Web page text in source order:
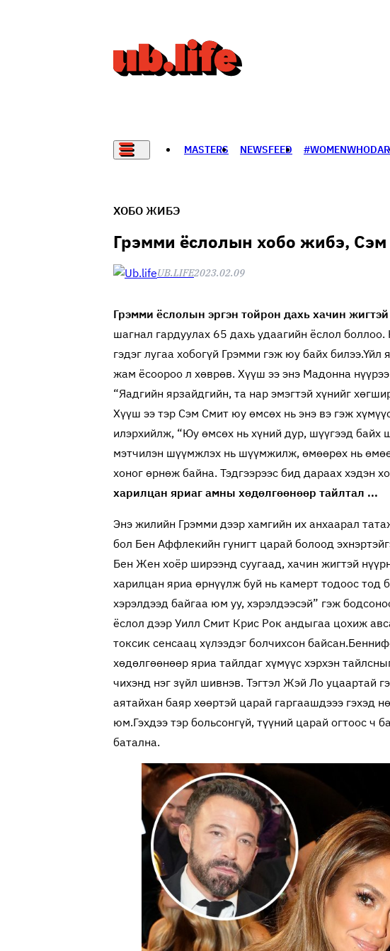
MASTERS NEWSFEED
ХОБО ЖИБЭ
Грэмми ёслолын хобо жибэ, Сэм
UB.LIFE2023.02.09
Грэмми ёслолын эргэн тойрон дахь хачин жигтэй
шагнал гардуулах 65 дахь удаагийн ёслол
гэдэг лугаа хобогүй Грэмми гэж юу байх билээ.Үйл
жам ёсоороо л хөврөв. Хүүш ээ энэ Мадонна
“Яадгийн ярзайдгийн, та нар эмэгтэй хүнийг
Хүүш ээ тэр Сэм Смит юу өмсөх нь энэ вэ гэж
илэрхийлж, “Юу өмсөх нь хүний дур, шүүгээд байх
мэтчилэн шүүмжлэх нь шүүмжилж, өмөөрөх нь
хоног өрнөж байна. Тэдгээрээс бид дараах хэдэн
харилцан яриаг амны хөдөлгөөнөөр тайлтал ...
Энэ жилийн Грэмми дээр хамгийн их анхаарал
бол Бен Аффлекийн гунигт царай болоод
Бен Жен хоёр ширээнд суугаад, хачин жигтэй
харилцан яриа өрнүүлж буй нь камерт тодоос тод
хэрэлдээд байгаа юм уу, хэрэлдээсэй” гэж
ёслол дээр Уилл Смит Крис Рок андыгаа цохиж
токсик сенсаац хүлээдэг болчихсон байсан.
хөдөлгөөнөөр яриа тайлдаг хүмүүс хэрхэн
чихэнд нэг зүйл шивнэв. Тэгтэл Жэй Ло уцаартай
аятайхан баяр хөөртэй царай гаргаашдэээ гэхэд
юм.Гэхдээ тэр больсонгүй, түүний царай огтоос ч
батална.